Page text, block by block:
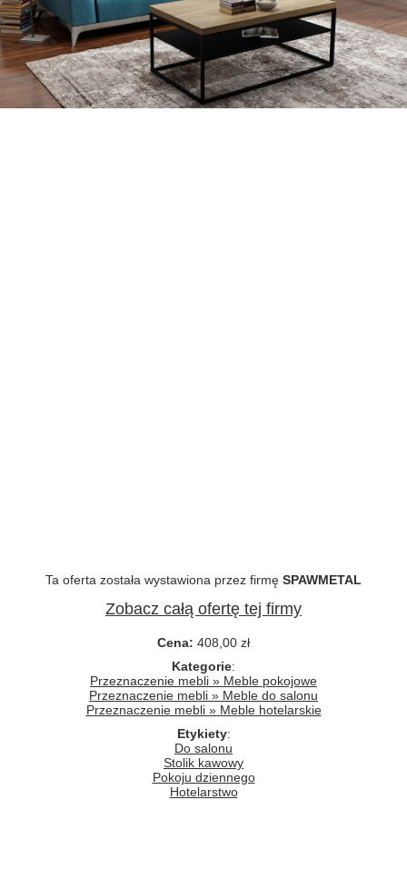
Ta oferta została wystawiona przez firmę SPAWMETAL
Zobacz całą ofertę tej firmy
Cena: 408,00 zł
Kategorie:
Przeznaczenie mebli » Meble pokojowe
Przeznaczenie mebli » Meble do salonu
Przeznaczenie mebli » Meble hotelarskie
Etykiety:
Do salonu
Stolik kawowy
Pokoju dziennego
Hotelarstwo